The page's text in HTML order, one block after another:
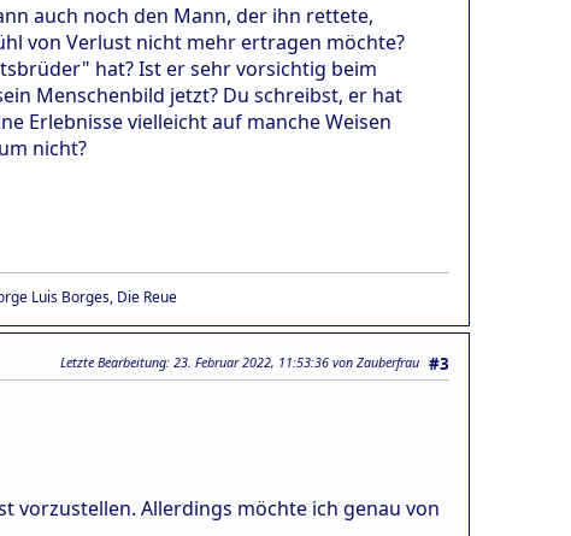
auch noch den Mann, der ihn rettete,
von Verlust nicht mehr ertragen möchte?
hat? Ist er sehr vorsichtig beim
Menschenbild jetzt? Du schreibst, er hat
Erlebnisse vielleicht auf manche Weisen
nicht?
Luis Borges, Die Reue
#3
Letzte Bearbeitung: 23. Februar 2022, 11:53:36 von Zauberfrau
vorzustellen. Allerdings möchte ich genau von